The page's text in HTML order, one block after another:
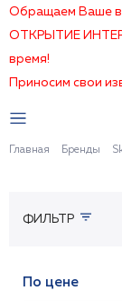
Обращаем Ваше
ОТКРЫТИЕ
время!
Приносим свои
Главная Бренды
ФИЛЬТР
По цене